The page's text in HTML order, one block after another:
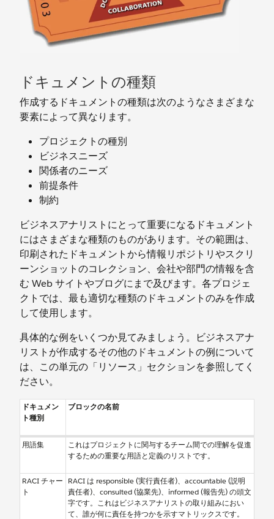
ドキュメントの種類
作成するドキュメントの種類は次のようなさまざまな
要素によって異なります。
プロジェクトの種別
ビジネスニーズ
関係者のニーズ
前提条件
制約
ビジネスアナリストにとって重要になるドキュメント
にはさまざまな種類のものがあります。その範囲は、
印刷されたドキュメントから情報リポジトリやスクリ
ーンショットのコレクション、会社や部門の情報を含
む Web サイトやブログにまで及びます。各プロジェ
クトでは、最も適切な種類のドキュメントのみを作成
して使用します。
具体的な例をいくつか見てみましょう。ビジネスアナ
リストが作成するその他のドキュメントの例について
は、この単元の「リソース」セクションを参照してく
ださい。
ドキュメン
ト種別
ブロックの名前
用語集
これはプロジェクトに関与するチーム間での理解を促進
するための重要な用語と定義のリストです。
RACI チャー
ト
RACI は responsible (実行責任者)、accountable (説明
責任者)、consulted (協業先)、informed (報告先) の頭文
字です。これはビジネスアナリストの取り組みにおい
て、誰が何に責任を持つかを示すマトリックスです。